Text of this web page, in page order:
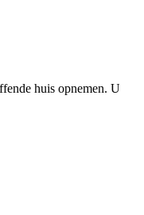
huis opnemen. U